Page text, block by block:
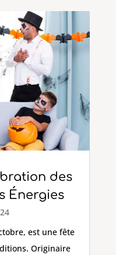
des
Énergies
est une fête
Originaire